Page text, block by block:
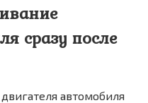
сразу после